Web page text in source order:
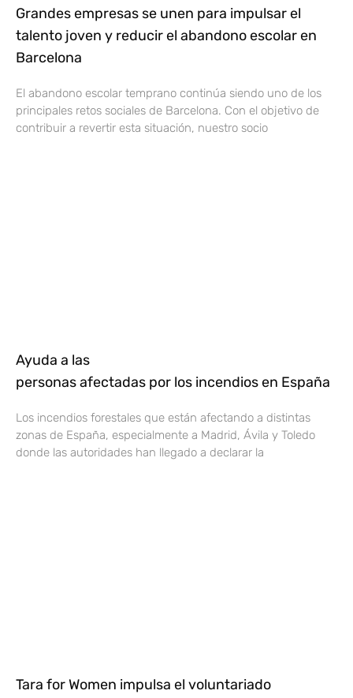
Grandes empresas se unen para impulsar el
talento joven y reducir el abandono escolar en
Barcelona
El abandono escolar temprano continúa siendo uno de los
principales retos sociales de Barcelona. Con el objetivo de
contribuir a revertir esta situación, nuestro socio
Ayuda a las
personas afectadas por los incendios en España
Los incendios forestales que están afectando a distintas
zonas de España, especialmente a Madrid, Ávila y Toledo
donde las autoridades han llegado a declarar la
Tara for Women impulsa el voluntariado